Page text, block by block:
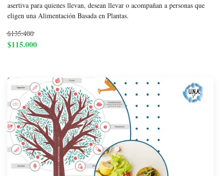
asertiva para quienes llevan, desean llevar o acompañan a personas que
eligen una Alimentación Basada en Plantas.
$135.400
$115.000